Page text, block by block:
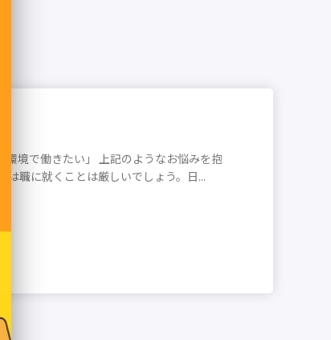
環境で働きたい」 上記のようなお悩みを抱
は職に就くことは厳しいでしょう。日...